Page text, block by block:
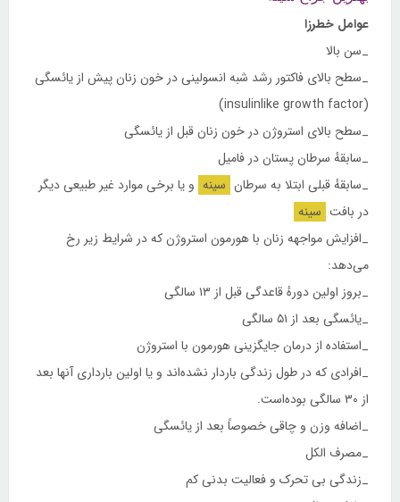
عوامل خطرزا
_سن بالا
_سطح بالای فاکتور رشد شبه انسولینی در خون زنان پیش از یائسگی
(insulinlike growth factor)
_سطح بالای استروژن در خون زنان قبل از یائسگی
_سابقهٔ سرطان پستان در فامیل
_سابقهٔ قبلی ابتلا به سرطان سینه و یا برخی موارد غیر طبیعی دیگر
در بافت سینه
_افزایش مواجهه زنان با هورمون استروژن که در شرایط زیر رخ
می‌دهد:
_بروز اولین دورهٔ قاعدگی قبل از ۱۳ سالگی
_یائسگی بعد از ۵۱ سالگی
_استفاده از درمان جایگزینی هورمون با استروژن
_افرادی که در طول زندگی باردار نشده‌اند و یا اولین بارداری آنها بعد
از ۳۰ سالگی بوده‌است.
_اضافه وزن و چاقی خصوصاً بعد از یائسگی
_مصرف الکل
_زندگی بی تحرک و فعالیت بدنی کم